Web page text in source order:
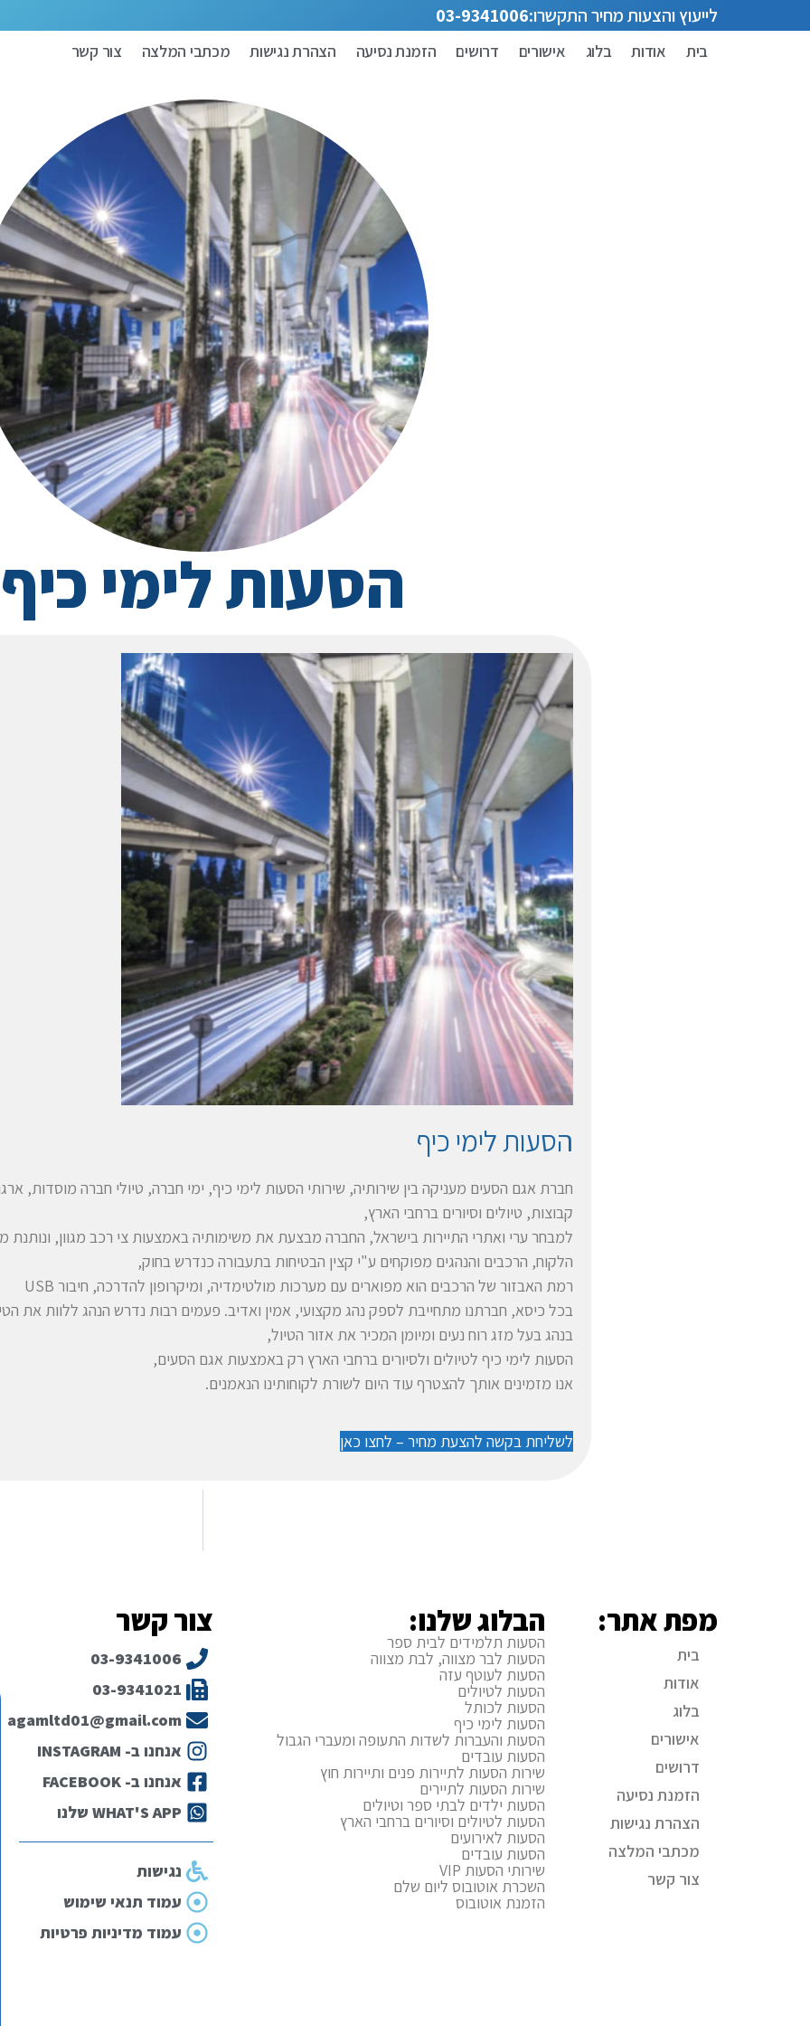
לייעוץ והצעות מחיר התקשרו:03-9341006
בית אודות בלוג אישורים דרושים הזמנת נסיעה הצהרת נגישות מכתבי המלצה צור קשר
הסעות לימי כיף
הסעות לימי כיף
חברת אגם הסעים מעניקה בין שירותיה, שירותי הסעות לימי כיף, ימי חברה, טיולי חברה מוסדות,
קבוצות, טיולים וסיורים ברחבי הארץ,
למבחר ערי ואתרי התיירות בישראל, החברה מבצעת את משימותיה באמצעות צי רכב מגוון, ונותנת
הלקוח, הרכבים והנהגים מפוקחים ע"י קצין הבטיחות בתעבורה כנדרש בחוק,
רמת האבזור של הרכבים הוא מפוארים עם מערכות מולטימדיה, ומיקרופון להדרכה, חיבור USB
בכל כיסא, חברתנו מתחייבת לספק נהג מקצועי, אמין ואדיב. פעמים רבות נדרש הנהג ללוות את
בנהג בעל מזג רוח נעים ומיומן המכיר את אזור הטיול,
הסעות לימי כיף לטיולים ולסיורים ברחבי הארץ רק באמצעות אגם הסעים,
אנו מזמינים אותך להצטרף עוד היום לשורת לקוחותינו הנאמנים.
לשליחת בקשה להצעת מחיר – לחצו כאן
מפת אתר:
בית
אודות
בלוג
אישורים
דרושים
הזמנת נסיעה
הצהרת נגישות
מכתבי המלצה
צור קשר
הבלוג שלנו:
הסעות תלמידים לבית ספר
הסעות לבר מצווה, לבת מצווה
הסעות לעוטף עזה
הסעות לטיולים
הסעות לכותל
הסעות לימי כיף
הסעות והעברות לשדות התעופה ומעברי הגבול
הסעות עובדים
שירות הסעות לתיירות פנים ותיירות חוץ
שירות הסעות לתיירים
הסעות ילדים לבתי ספר וטיולים
הסעות לטיולים וסיורים ברחבי הארץ
הסעות לאירועים
הסעות עובדים
שירותי הסעות VIP
השכרת אוטובוס ליום שלם
הזמנת אוטובוס
צור קשר
03-9341006
03-9341021
agamltd01@gmail.com
אנחנו ב- INSTAGRAM
אנחנו ב- FACEBOOK
WHAT'S APP שלנו
נגישות
עמוד תנאי שימוש
עמוד מדיניות פרטיות